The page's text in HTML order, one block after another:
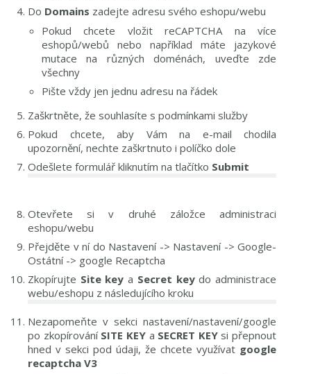
Do Domains zadejte adresu svého eshopu/webu
Pokud chcete vložit reCAPTCHA na více
eshopů/webů nebo například máte jazykové
mutace na různých doménách, uveďte zde
všechny
Pište vždy jen jednu adresu na řádek
Zaškrtněte, že souhlasíte s podmínkami služby
Pokud chcete, aby Vám na e-mail chodila
upozornění, nechte zaškrtnuto i políčko dole
Odešlete formulář kliknutím na tlačítko Submit
Otevřete si v druhé záložce administraci
eshopu/webu
Přejděte v ní do Nastavení -> Nastavení -> Google-
Ostátní -> google Recaptcha
Zkopírujte Site key a Secret keydo administrace
webu/eshopu z následujícího kroku
Nezapomeňte v sekci nastavení/nastavení/google
po zkopírování SITE KEYa SECRET KEYsi přepnout
hned v sekci pod údaji, že chcete využívat google
recaptcha V3